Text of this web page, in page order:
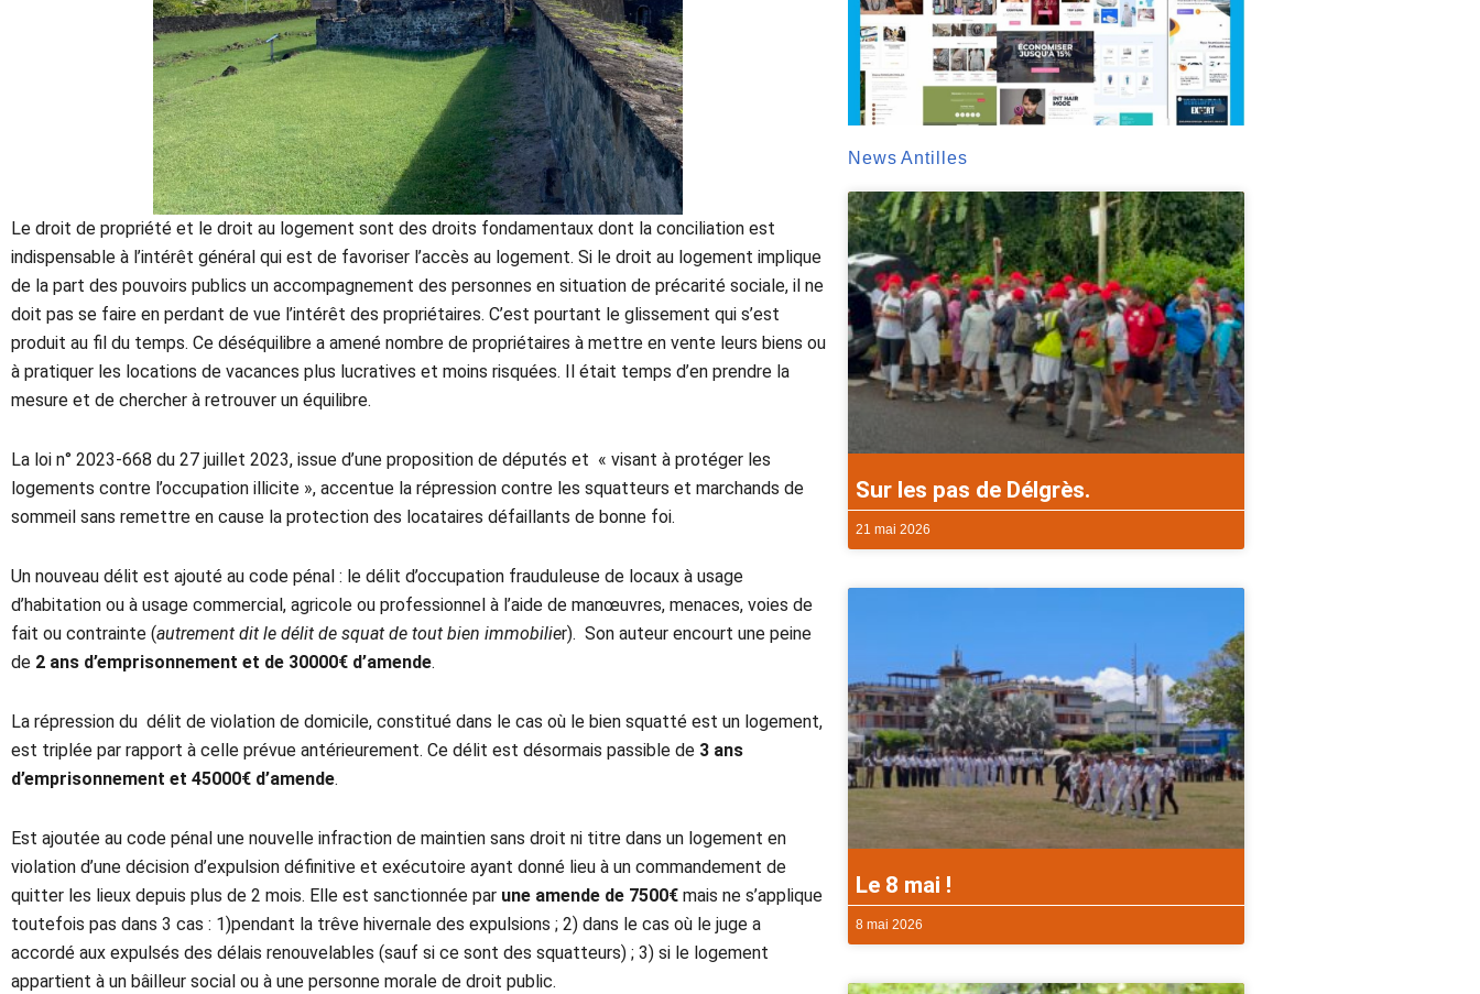
Le droit de propriété et le droit au logement sont des droits fondamentaux dont la conciliation est
indispensable à l’intérêt général qui est de favoriser l’accès au logement. Si le droit au logement implique
de la part des pouvoirs publics un accompagnement des personnes en situation de précarité sociale, il ne
doit pas se faire en perdant de vue l’intérêt des propriétaires. C’est pourtant le glissement qui s’est
produit au fil du temps. Ce déséquilibre a amené nombre de propriétaires à mettre en vente leurs biens ou
à pratiquer les locations de vacances plus lucratives et moins risquées. Il était temps d’en prendre la
mesure et de chercher à retrouver un équilibre.
La loi n° 2023-668 du 27 juillet 2023, issue d’une proposition de députés et « visant à protéger les
logements contre l’occupation illicite », accentue la répression contre les squatteurs et marchands de
sommeil sans remettre en cause la protection des locataires défaillants de bonne foi.
Un nouveau délit est ajouté au code pénal : le délit d’occupation frauduleuse de locaux à usage
d’habitation ou à usage commercial, agricole ou professionnel à l’aide de manœuvres, menaces, voies de
fait ou contrainte (autrement dit le délit de squat de tout bien immobilier). Son auteur encourt une peine
de 2 ans d’emprisonnement et de 30000€ d’amende.
La répression du délit de violation de domicile, constitué dans le cas où le bien squatté est un logement,
est triplée par rapport à celle prévue antérieurement. Ce délit est désormais passible de 3 ans
d’emprisonnement et 45000€ d’amende.
Est ajoutée au code pénal une nouvelle infraction de maintien sans droit ni titre dans un logement en
violation d’une décision d’expulsion définitive et exécutoire ayant donné lieu à un commandement de
quitter les lieux depuis plus de 2 mois. Elle est sanctionnée par une amende de 7500€ mais ne s’applique
toutefois pas dans 3 cas : 1)pendant la trêve hivernale des expulsions ; 2) dans le cas où le juge a
accordé aux expulsés des délais renouvelables (sauf si ce sont des squatteurs) ; 3) si le logement
appartient à un bâilleur social ou à une personne morale de droit public.
News Antilles
Sur les pas de Délgrès.
21 mai 2026
Le 8 mai !
8 mai 2026